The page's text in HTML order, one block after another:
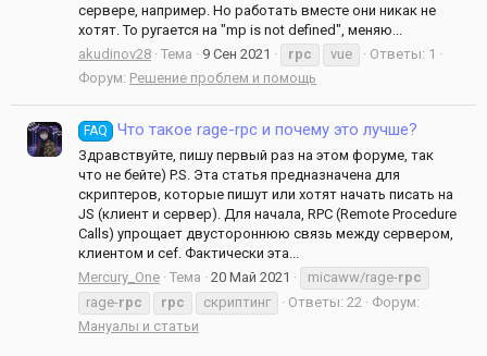
сервере, например. Но работать вместе они никак не
хотят. То ругается на "mp is not defined", меняю...
akudinov28 Тема 9 Сен 2021 rpc vue
Ответы: 1
Форум: Решение проблем и помощь
FAQ Что такое rage-rpc и почему это лучше?
Здравствуйте, пишу первый раз на этом форуме, так
что не бейте) P.S. Эта статья предназначена для
скриптеров, которые пишут или хотят начать писать на
JS (клиент и сервер). Для начала, RPC (Remote Procedure
Calls) упрощает двустороннюю связь между сервером,
клиентом и cef. Фактически эта...
Mercury_One Тема 20 Май 2021 micaww/rage-rpc
rage-rpc rpc скриптинг Ответы: 22
Форум:
Мануалы и статьи